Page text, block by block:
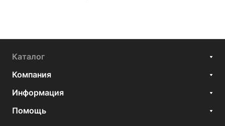
Каталог
Компания
Информация
Помощь